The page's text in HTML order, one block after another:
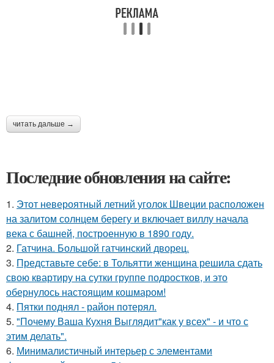
читать дальше →
Последние обновления на сайте:
1. Этот невероятный летний уголок Швеции расположен
на залитом солнцем берегу и включает виллу начала
века с башней, построенную в 1890 году.
2. Гатчина. Большой гатчинский дворец.
3. Представьте себе: в Тольятти женщина решила сдать
свою квартиру на сутки группе подростков, и это
обернулось настоящим кошмаром!
4. Пятки поднял - район потерял.
5. "Почему Ваша Кухня Выглядит"как у всех" - и что с
этим делать".
6. Минималистичный интерьер с элементами